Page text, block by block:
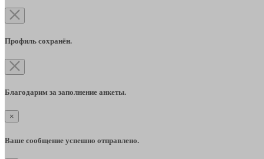
Профиль сохранён.
Благодарим за заполнение анкеты.
×
Ваше сообщение успешно отправлено.